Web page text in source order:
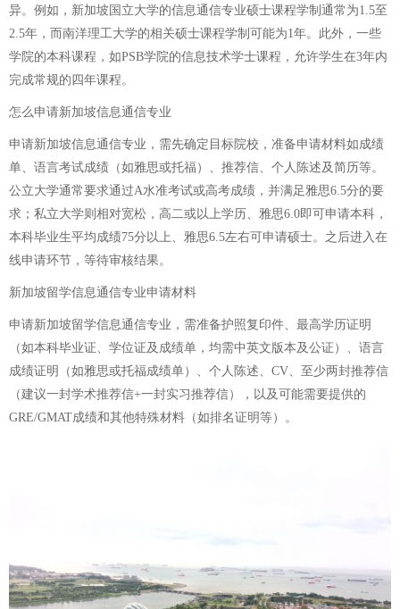
异。例如，新加坡国立大学的信息通信专业硕士课程学制通常为1.5至
2.5年，而南洋理工大学的相关硕士课程学制可能为1年。此外，一些
学院的本科课程，如PSB学院的信息技术学士课程，允许学生在3年内
完成常规的四年课程。
怎么申请新加坡信息通信专业
申请新加坡信息通信专业，需先确定目标院校，准备申请材料如成绩
单、语言考试成绩（如雅思或托福）、推荐信、个人陈述及简历等。
公立大学通常要求通过A水准考试或高考成绩，并满足雅思6.5分的要
求；私立大学则相对宽松，高二或以上学历、雅思6.0即可申请本科，
本科毕业生平均成绩75分以上、雅思6.5左右可申请硕士。之后进入在
线申请环节，等待审核结果。
新加坡留学信息通信专业申请材料
申请新加坡留学信息通信专业，需准备护照复印件、最高学历证明
（如本科毕业证、学位证及成绩单，均需中英文版本及公证）、语言
成绩证明（如雅思或托福成绩单）、个人陈述、CV、至少两封推荐信
（建议一封学术推荐信+一封实习推荐信），以及可能需要提供的
GRE/GMAT成绩和其他特殊材料（如排名证明等）。